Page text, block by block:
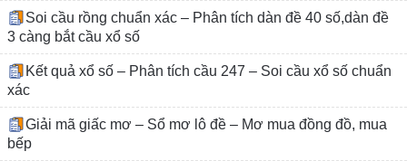
Soi cầu rồng chuẩn xác – Phân tích dàn đề 40 số,dàn đề
3 càng bắt cầu xổ số
Kết quả xổ số – Phân tích cầu 247 – Soi cầu xổ số chuẩn
xác
Giải mã giấc mơ – Sổ mơ lô đề – Mơ mua đồng đồ, mua
bếp